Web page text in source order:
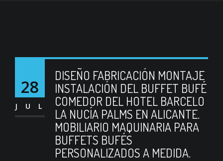
28
JUL
DISEÑO FABRICACIÓN MONTAJE
INSTALACIÓN DEL BUFFET BUFÉ
COMEDOR DEL HOTEL BARCELO
LA NUCÍA PALMS EN ALICANTE.
MOBILIARIO MAQUINARIA PARA
BUFFETS BUFÉS
PERSONALIZADOS A MEDIDA.